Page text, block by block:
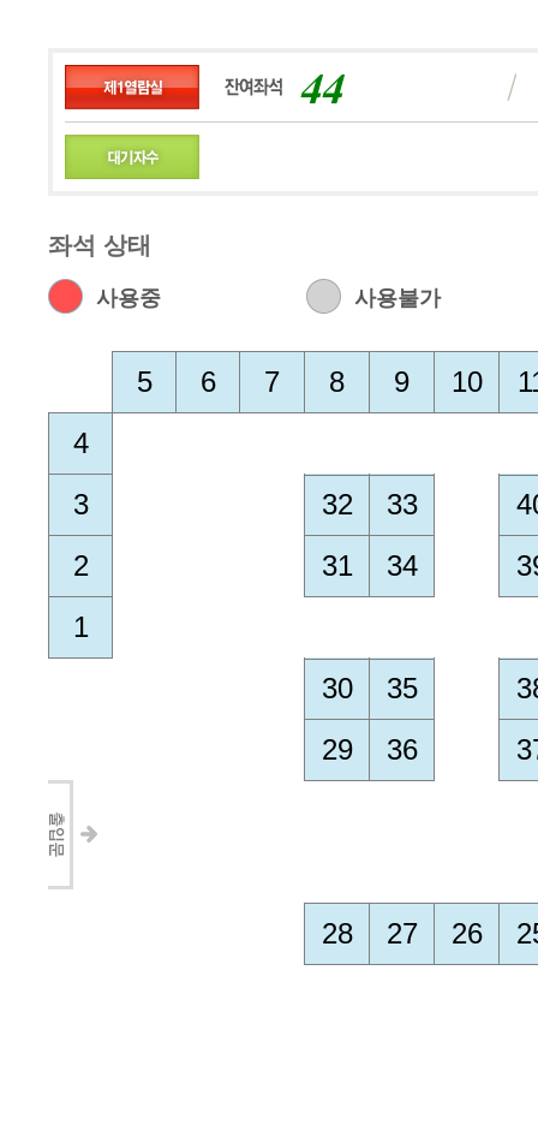
44
좌석 상태
사용중 사용불가
5 6 7 8 9 10
4
3
32 33
2
31 34
1
30
35
29
36
28 27 26